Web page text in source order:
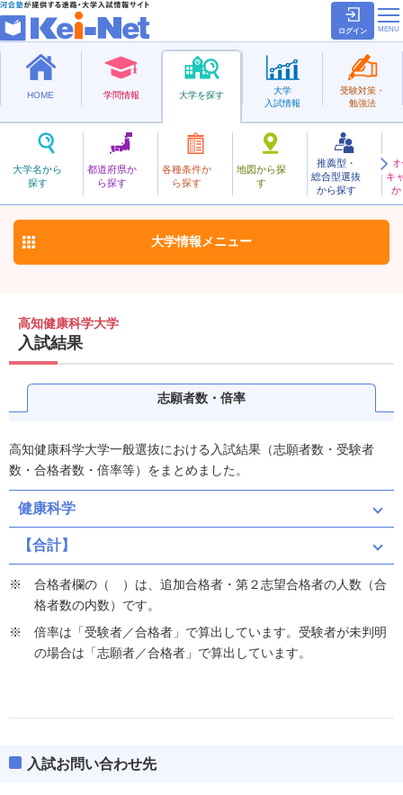
ログイン
HOME 学問情報 大学を探す
大学名から
探す
都道府県か
ら探す
各種条件か
ら探す
地図から探
す
推薦型・
総合型選抜
から探す
キ
か
大学
入試情報
受験対策・
勉強法
私立
こうちけんこうかがく
高知健康科学大学 お気に入り
大学情報 メニュー
高知健康科学大学
入試結果
志願者数・倍率
高知健康科学大学一般選抜における入試結果（志願者数・受験者
数・合格者数・倍率等）をまとめました。
健康科学
【合計】
合格者欄の（ ）は、追加合格者・第２志望合格者の人数（合
格者数の内数）です。
倍率は「受験者／合格者」で算出しています。受験者が未判明
の場合は「志願者／合格者」で算出しています。
入試お問い合わせ先